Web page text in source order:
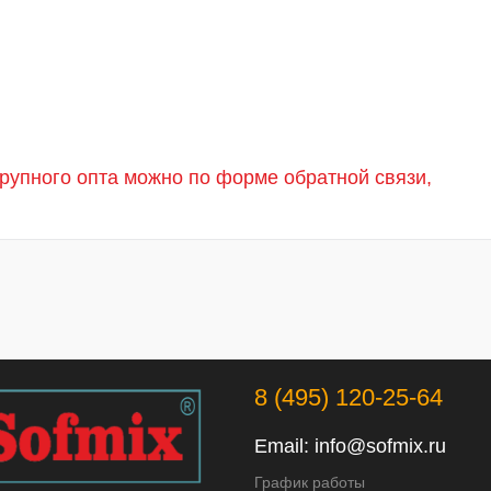
опта можно по форме обратной связи,
8 (495) 120-25-64
Email: info@sofmix.ru
График работы